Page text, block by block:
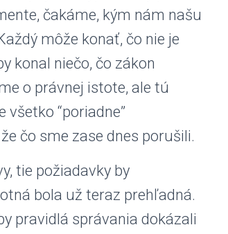
čakáme, kým nám našu
môže konať, čo nie je
konal niečo, čo zákon
o právnej istote, ale tú
“poriadne”
čo sme zase dnes porušili.
tie požiadavky by
bola už teraz prehľadná.
pravidlá správania dokázali